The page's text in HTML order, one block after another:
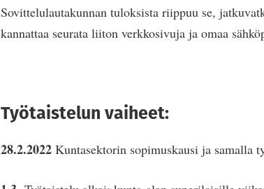
Sovittelulautakunnan tuloksista riippuu se,
kannattaa seurata liiton verkkosivuja ja omaa
Työtaistelun vaiheet:
28.2.2022 Kuntasektorin sopimuskausi ja samalla